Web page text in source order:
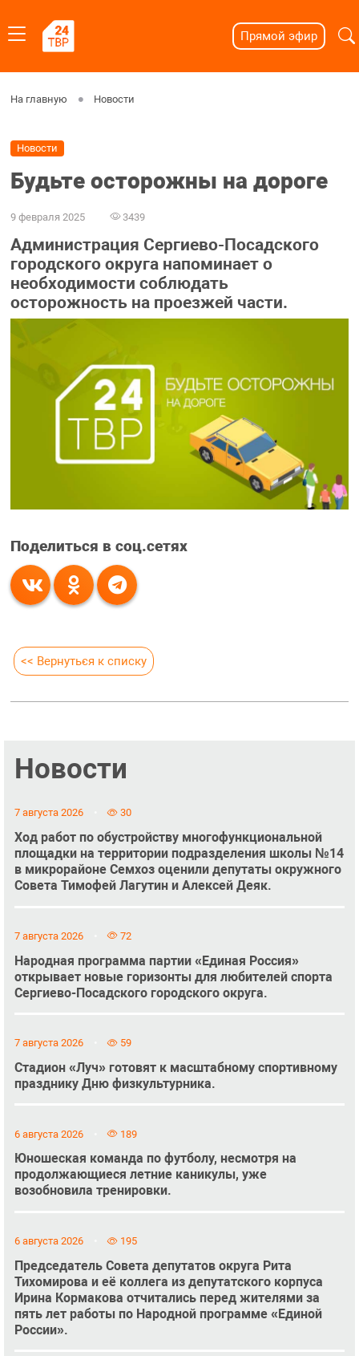
Прямой эфир
На главную Новости
Новости
Будьте осторожны на дороге
9 февраля 2025 3439
Администрация Сергиево-Посадского
городского округа напоминает о
необходимости соблюдать
осторожность на проезжей части.
Поделиться в соц.сетях
<< Вернуться к списку
Новости
7 августа 2026 30
Ход работ по обустройству многофункциональной
площадки на территории подразделения школы №14
в микрорайоне Семхоз оценили депутаты окружного
Совета Тимофей Лагутин и Алексей Деяк.
7 августа 2026 72
Народная программа партии «Единая Россия»
открывает новые горизонты для любителей спорта
Сергиево-Посадского городского округа.
7 августа 2026 59
Стадион «Луч» готовят к масштабному спортивному
празднику Дню физкультурника.
6 августа 2026 189
Юношеская команда по футболу, несмотря на
продолжающиеся летние каникулы, уже
возобновила тренировки.
6 августа 2026 195
Председатель Совета депутатов округа Рита
Тихомирова и её коллега из депутатского корпуса
Ирина Кормакова отчитались перед жителями за
пять лет работы по Народной программе «Единой
России».